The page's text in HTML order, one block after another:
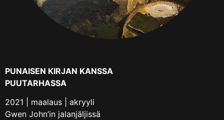
PUNAISEN KIRJAN KANSSA
PUUTARHASSA
2021 | maalaus | akryyli
Gwen John’in jalanjäljissä